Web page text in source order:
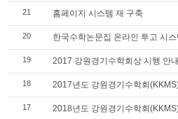
21 홈페이지 시스템 재 구축
20 한국수학논문집 온라인 투고 시
19 2017 강원경기수학회상 시행 안
18 2017년도 강원경기수학회
17 2018년도 강원경기수학회